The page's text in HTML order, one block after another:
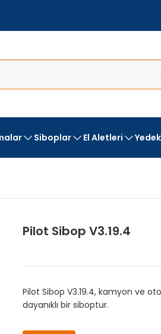
Siboplar El Aletleri
Pilot Sibop V3.19.4
Pilot Sibop V3.19.4, kamyon ve
dayanıklı bir siboptur.